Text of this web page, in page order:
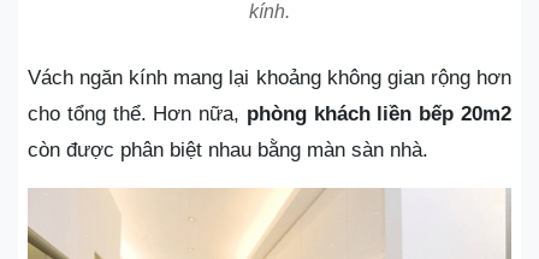
kính.
Vách ngăn kính mang lại khoảng không gian rộng hơn
cho tổng thể. Hơn nữa, phòng khách liền bếp 20m2
còn được phân biệt nhau bằng màn sàn nhà.